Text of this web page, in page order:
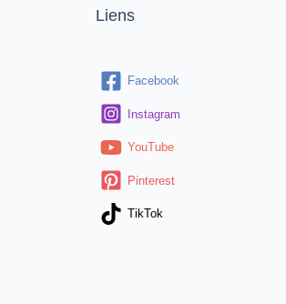
Liens
Facebook
Instagram
YouTube
Pinterest
TikTok